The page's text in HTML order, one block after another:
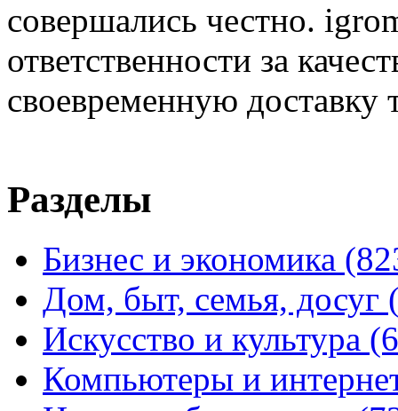
совершались честно.
ответственности за
своевременную доставку
Разделы
Бизнес и экономика
Дом, быт, семья, досуг
Искусство и культура
Компьютеры и